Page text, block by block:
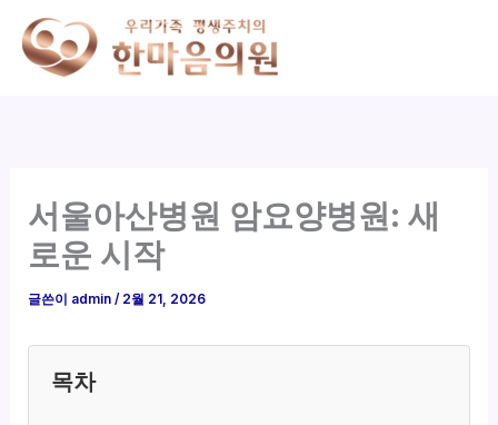
서울아산병원 암요양병원: 새
로운 시작
글쓴이 admin/ 2월 21, 2026
목차